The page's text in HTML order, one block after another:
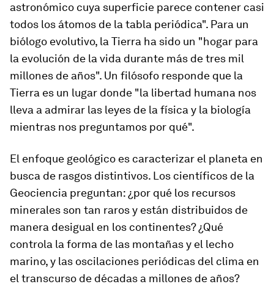
astronómico cuya superficie parece contener casi
todos los átomos de la tabla periódica". Para un
biólogo evolutivo, la Tierra ha sido un "hogar para
la evolución de la vida durante más de tres mil
millones de años". Un filósofo responde que la
Tierra es un lugar donde "la libertad humana nos
lleva a admirar las leyes de la física y la biología
mientras nos preguntamos por qué".
El enfoque geológico es caracterizar el planeta en
busca de rasgos distintivos. Los científicos de la
Geociencia preguntan: ¿por qué los recursos
minerales son tan raros y están distribuidos de
manera desigual en los continentes? ¿Qué
controla la forma de las montañas y el lecho
marino, y las oscilaciones periódicas del clima en
el transcurso de décadas a millones de años?